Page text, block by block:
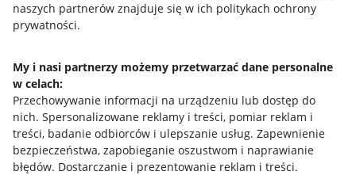
naszych partnerów znajduje się w ich politykach ochrony
prywatności.
My i nasi partnerzy możemy przetwarzać dane personalne
w celach:
Przechowywanie informacji na urządzeniu lub dostęp do
nich. Spersonalizowane reklamy i treści, pomiar reklam i
treści, badanie odbiorców i ulepszanie usług. Zapewnienie
bezpieczeństwa, zapobieganie oszustwom i naprawianie
błędów. Dostarczanie i prezentowanie reklam i treści.
Informacje prawne
Polityka plików "cookies"
Ustawienia plików "cookies"
Udostępnianie lokalizacji
Informacje dla Aktu o Usługach Cyfrowych